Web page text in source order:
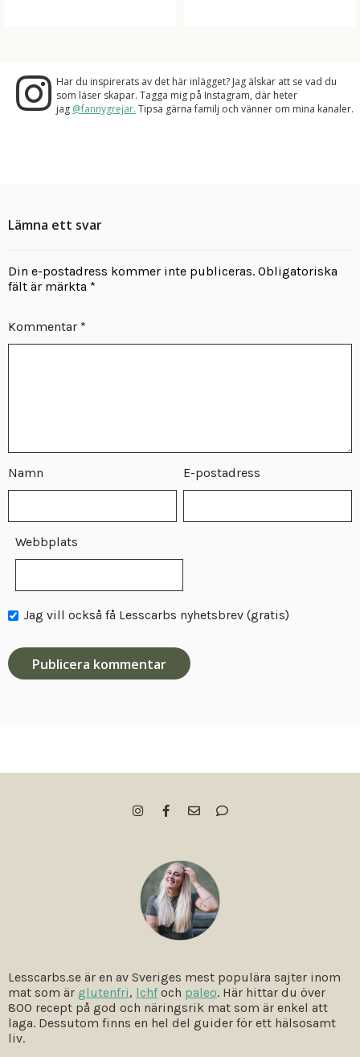
Har du inspirerats av det här inlägget? Jag älskar att se vad du
som läser skapar. Tagga mig på Instagram, där heter
jag @fannygrejar. Tipsa gärna familj och vänner om mina kanaler.
Lämna ett svar
Din e-postadress kommer inte publiceras. Obligatoriska
fält är märkta *
Kommentar *
Namn E-postadress
Webbplats
Jag vill också få Lesscarbs nyhetsbrev (gratis)
Lesscarbs.se är en av Sveriges mest populära sajter inom
mat som är glutenfri, lchfoch paleo. Här hittar du över
800 recept på god och näringsrik mat som är enkel att
laga. Dessutom finns en hel del guider för ett hälsosamt
liv.